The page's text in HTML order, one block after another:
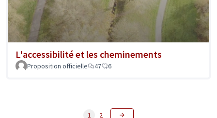
L'accessibilité et les cheminements
Proposition officielle 47 6
1 2